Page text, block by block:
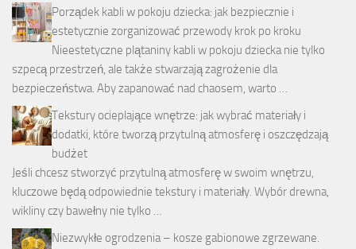
Porządek kabli w pokoju dziecka: jak bezpiecznie i
estetycznie zorganizować przewody krok po kroku
Nieestetyczne plątaniny kabli w pokoju dziecka nie tylko
szpecą przestrzeń, ale także stwarzają zagrożenie dla
bezpieczeństwa. Aby zapanować nad chaosem, warto …
Tekstury ocieplające wnętrze: jak wybrać materiały i
dodatki, które tworzą przytulną atmosferę i oszczędzają
budżet
Jeśli chcesz stworzyć przytulną atmosferę w swoim wnętrzu,
kluczowe będą odpowiednie tekstury i materiały. Wybór drewna,
wikliny czy bawełny nie tylko …
Niezwykłe ogrodzenia – kosze gabionowe zgrzewane.